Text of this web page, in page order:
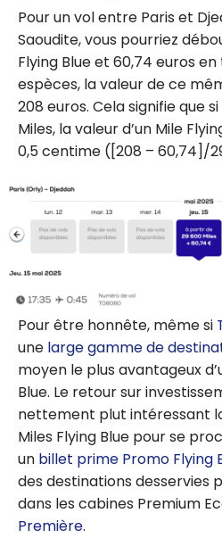
Pour un vol entre Paris et
Saoudite, vous pourriez
Flying Blue et 60,74 euros
espèces, la valeur de ce
208 euros. Cela signifie que
Miles, la valeur d’un Mile
0,5 centime ([208 – 60,74]/
Pour être honnête, même si
une large gamme de
moyen le plus avantageux
Blue. Le retour sur
nettement plut intéressant
Miles Flying Blue pour se
un billet prime Promo Flying
des destinations desservies
dans les cabines Premium
Première.